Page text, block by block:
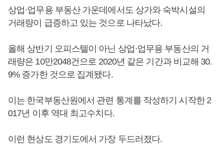
상업·업무용 부동산 가운데에서도 상가와 숙박시설의
거래량이 급증하고 있는 것으로 나타났다.
올해 상반기 오피스텔이 아닌 상업·업무용 부동산의 거
래량은 10만2048건으로 2020년 같은 기간과 비교해 30.
9% 증가한 것으로 집계됐다.
이는 한국부동산원에서 관련 통계를 작성하기 시작한 2
017년 이후 역대 최고수치다.
이런 현상도 경기도에서 가장 두드러졌다.